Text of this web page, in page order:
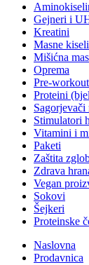
Gejneri i
Kreatini
Masne
Mišićna
Oprema
Pre-
Proteini
Sagorjevači
Stimulatori
Vitamini i
Paketi
Zaštita
Zdrava
Vegan
Sokovi
Šejkeri
Proteinske
Naslovna
Prodavnica